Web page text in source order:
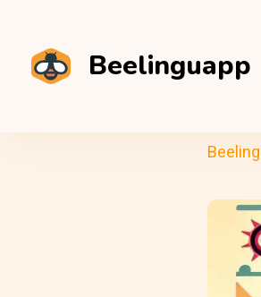
Beelinguapp